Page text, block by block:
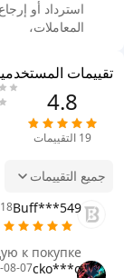
استرداد أو
المعاملات،
تقييمات
4.8
19 التقييمات
جميع التقييمات
Buff***549
к покупке
cko***o
(UTC+0)